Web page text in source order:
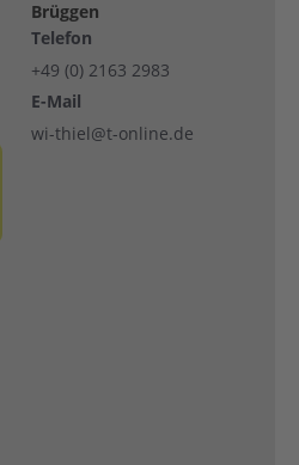
Brüggen
Telefon
+49 (0) 2163 2983
E-Mail
wi-thiel@t-online.de